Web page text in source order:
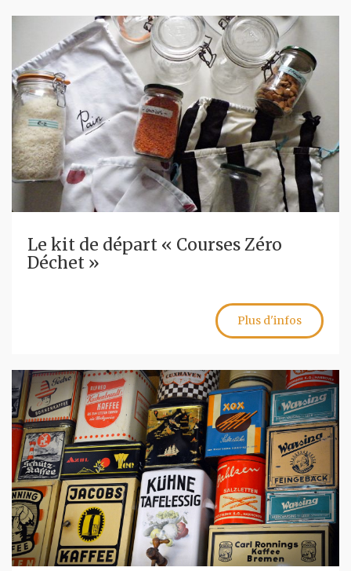
Le kit de départ « Courses Zéro
Déchet »
Plus d'infos